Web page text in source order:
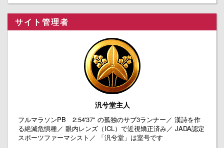
サイト管理者
汎兮堂主人
フルマラソンPB 2:54'37" の孤独のサブ3ランナー／ 漢詩を作
る絶滅危惧種／ 眼内レンズ（ICL）で近視矯正済み／ JADA認定
スポーツファーマシスト／ 「汎兮堂」は室号です